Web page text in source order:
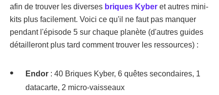
afin de trouver les diverses briques Kyber et autres mini-
kits plus facilement. Voici ce qu'il ne faut pas manquer
pendant l'épisode 5 sur chaque planète (d'autres guides
détailleront plus tard comment trouver les ressources) :
Endor : 40 Briques Kyber, 6 quêtes secondaires, 1
datacarte, 2 micro-vaisseaux